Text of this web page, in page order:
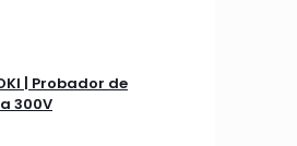
| Probador de
300V